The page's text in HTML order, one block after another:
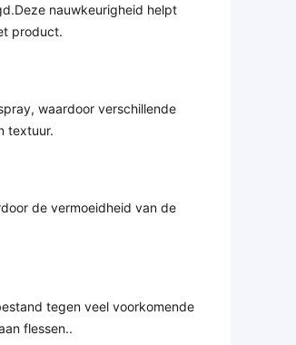
nauwkeurigheid helpt
product.
waardoor verschillende
textuur.
de vermoeidheid van de
tegen veel voorkomende
flessen..